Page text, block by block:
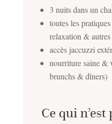
3 nuits dans un
toutes les
relaxation & autres
accès jaccuzzi
nourriture saine &
brunchs & dîners)
Ce qui